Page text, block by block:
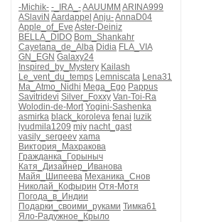
-Michik- -_IRA_-AAUUMM ARINA999
ASlaviN Aardappel Anju-AnnaD04
Apple_of_Eve Aster-Deiniz
BELLA_DIDO Bom_Shankahr
Cayetana_de_Alba Didia FLA_VIA
GN_EGN Galaxy24
Inspired_by_Mystery Kailash
Le_vent_du_temps Lemniscata Lena31
Ma_Atmo_Nidhi Mega_Ego Pappus
Savitridevi Silver_Foxxy Van-Toi-Ra
Wolodin-de-Mort Yogini-Sashenka
asmirka black_koroleva fenai luzik
lyudmila1209 mjv nacht_gast
vasily_sergeev xama
Виктория_Махракова
Гражданка_Горыныч
Катя_Дизайнер_Иванова
Майя_Шипеева Механика_Снов
Николай_Кофырин Отя-Мотя
Погода_в_Индии
Подарки_своими_руками Тимка61
Яло-Радужное_Крыло